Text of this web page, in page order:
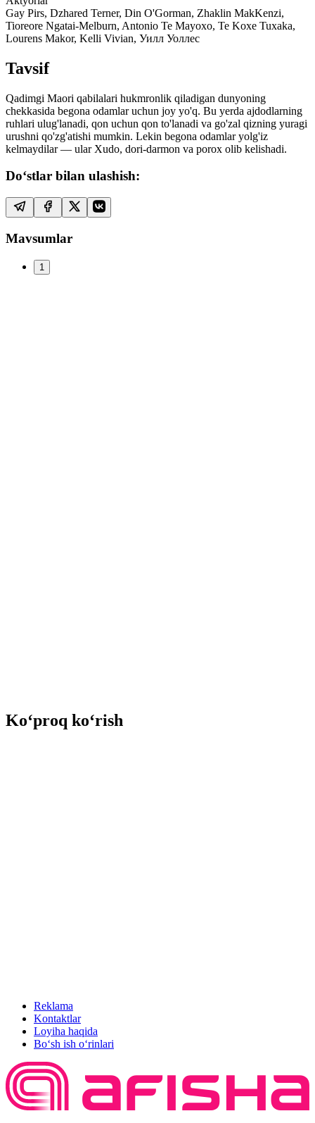
Gay Pirs, Dzhared Terner, Din O'Gorman, Zhaklin MakKenzi,
Tioreore Ngatai-Melburn, Antonio Te Mayoxo, Te Koxe Tuxaka,
Lourens Makor, Kelli Vivian, Уилл Уоллес
Tavsif
Qadimgi Maori qabilalari hukmronlik qiladigan dunyoning
chekkasida begona odamlar uchun joy yo'q. Bu yerda ajdodlarning
ruhlari ulug'lanadi, qon uchun qon to'lanadi va go'zal qizning yuragi
urushni qo'zg'atishi mumkin. Lekin begona odamlar yolg'iz
kelmaydilar — ular Xudo, dori-darmon va porox olib kelishadi.
Do‘stlar bilan ulashish:
Mavsumlar
1
Ko‘proq ko‘rish
Reklama
Kontaktlar
Loyiha haqida
Bo‘sh ish o‘rinlari